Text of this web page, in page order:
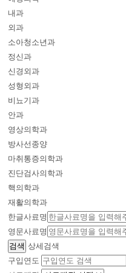
내과
외과
소아청소년과
정신과
신경외과
성형외과
비뇨기과
안과
영상의학과
방사선종양
마취통증의학과
진단검사의학과
핵의학과
재활의학과
한글사료명
영문사료명
상세검색
구입연도